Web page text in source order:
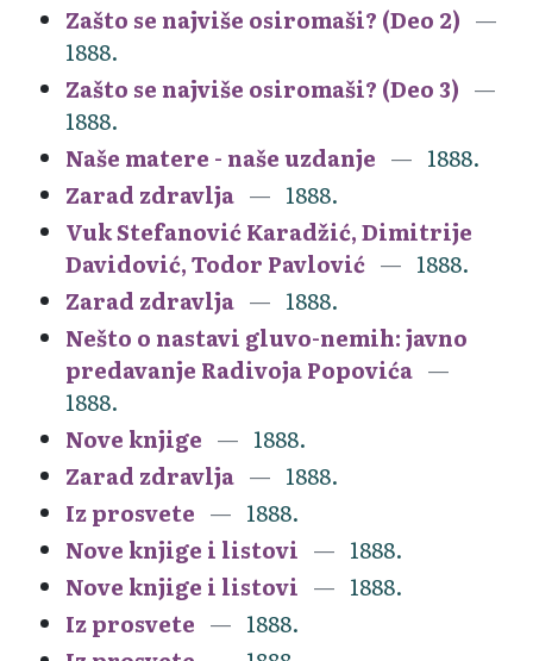
Zašto se najviše osiromaši? (Deo 2)
1888.
Zašto se najviše osiromaši? (Deo 3)
1888.
Naše matere - naše uzdanje
1888.
Zarad zdravlja
1888.
Vuk Stefanović Karadžić, Dimitrije
Davidović, Todor Pavlović
1888.
Zarad zdravlja
1888.
Nešto o nastavi gluvo-nemih: javno
predavanje Radivoja Popovića
1888.
Nove knjige
1888.
Zarad zdravlja
1888.
Iz prosvete
1888.
Nove knjige i listovi
1888.
Nove knjige i listovi
1888.
Iz prosvete
1888.